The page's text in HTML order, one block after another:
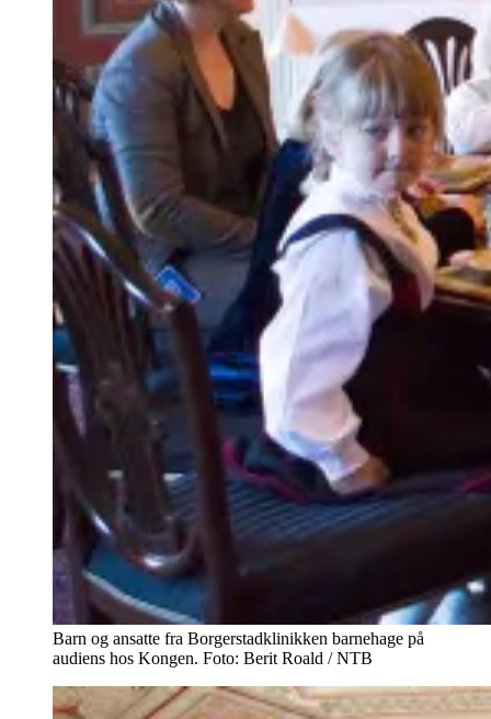
Barn og ansatte fra Borgerstadklinikken barnehage på
audiens hos Kongen. Foto: Berit Roald / NTB